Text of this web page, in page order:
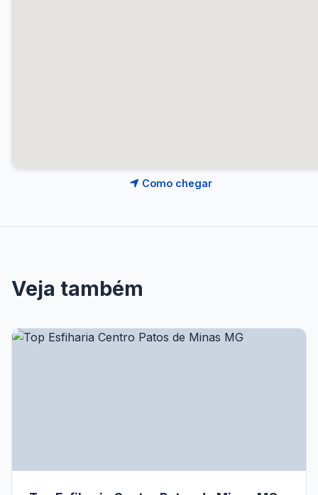
Como chegar
Veja também